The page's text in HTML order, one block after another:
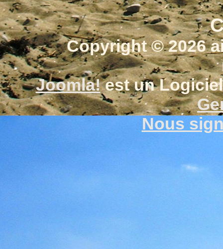
Copyright © 2026
Joomla!est un
Nous